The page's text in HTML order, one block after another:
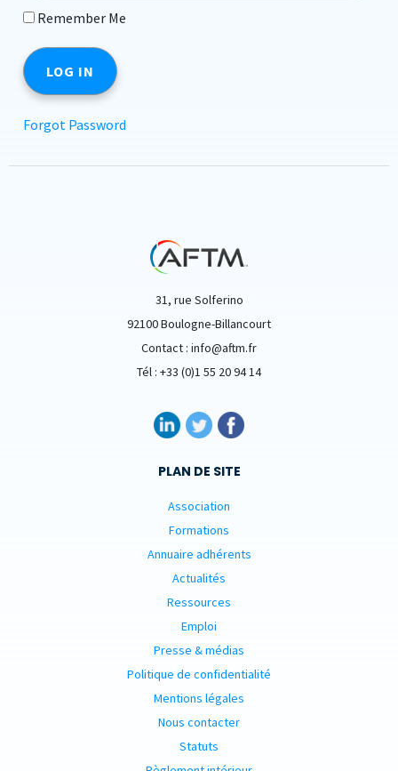
Remember Me
Forgot Password
31, rue Solferino
92100 Boulogne-Billancourt
Contact : info@aftm.fr
Tél : +33 (0)1 55 20 94 14
PLAN DE SITE
Association
Formations
Annuaire adhérents
Actualités
Ressources
Emploi
Presse & médias
Politique de confidentialité
Mentions légales
Nous contacter
Statuts